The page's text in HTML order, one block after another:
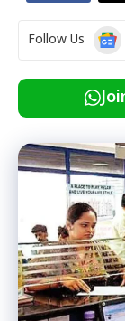
Follow Us